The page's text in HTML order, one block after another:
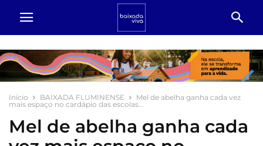
Início BAIXADA FLUMINENSE
Mel de abelha ganha cada vez
mais espaço no cardápio das escolas...
Mel de abelha ganha cada